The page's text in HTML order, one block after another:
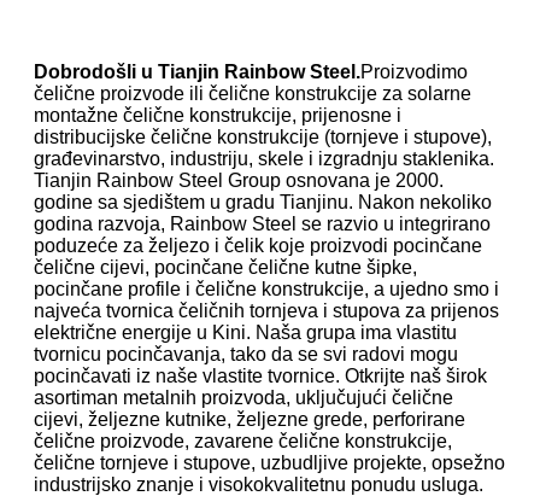
Dobrodošli u Tianjin Rainbow Steel.Proizvodimo
čelične proizvode ili čelične konstrukcije za solarne
montažne čelične konstrukcije, prijenosne i
distribucijske čelične konstrukcije (tornjeve i stupove),
građevinarstvo, industriju, skele i izgradnju staklenika.
Tianjin Rainbow Steel Group osnovana je 2000.
godine sa sjedištem u gradu Tianjinu. Nakon nekoliko
godina razvoja, Rainbow Steel se razvio u integrirano
poduzeće za željezo i čelik koje proizvodi pocinčane
čelične cijevi, pocinčane čelične kutne šipke,
pocinčane profile i čelične konstrukcije, a ujedno smo i
najveća tvornica čeličnih tornjeva i stupova za prijenos
električne energije u Kini. Naša grupa ima vlastitu
tvornicu pocinčavanja, tako da se svi radovi mogu
pocinčavati iz naše vlastite tvornice. Otkrijte naš širok
asortiman metalnih proizvoda, uključujući čelične
cijevi, željezne kutnike, željezne grede, perforirane
čelične proizvode, zavarene čelične konstrukcije,
čelične tornjeve i stupove, uzbudljive projekte, opsežno
industrijsko znanje i visokokvalitetnu ponudu usluga.